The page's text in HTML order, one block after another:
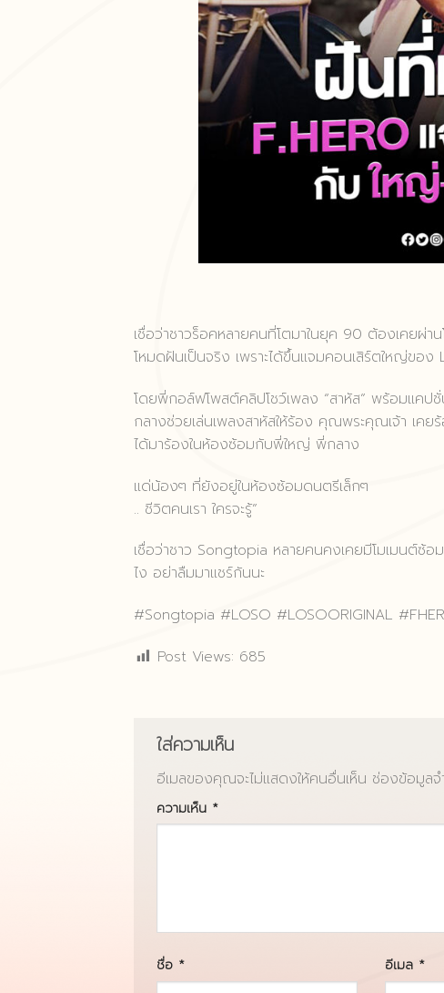
เชื่อว่าชาวร็อคหลายคนที่โตมาในยุค 90 ต้องเคยผ่
โหมดฝันเป็นจริง เพราะได้ขึ้นแจมคอนเสิร์ตใหญ่ข
โดยพี่กอล์ฟโพสต์คลิปโชว์เพลง “สาหัส” พร้อมแค
กลางช่วยเล่นเพลงสาหัสให้ร้อง คุณพระคุณเจ้า เค
ได้มาร้องในห้องซ้อมกับพี่ใหญ่ พี่กลาง
แด่น้องๆ ที่ยังอยู่ในห้องซ้อมดนตรีเล็กๆ
.. ชีวิตคนเรา ใครจะรู้”
เชื่อว่าชาว Songtopia หลายคนคงเคยมีโมเมนต์ซ้อ
ไง อย่าลืมมาแชร์กันนะ
#Songtopia #LOSO #LOSOORIGINAL
Post Views: 685
ใส่ความเห็น
อีเมลของคุณจะไม่แสดงให้คนอื่นเห็น ช่องข้อมูลจ
ความเห็น *
ชื่อ * อีเมล *